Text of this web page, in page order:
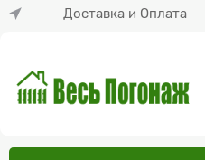
Доставка и Оплата